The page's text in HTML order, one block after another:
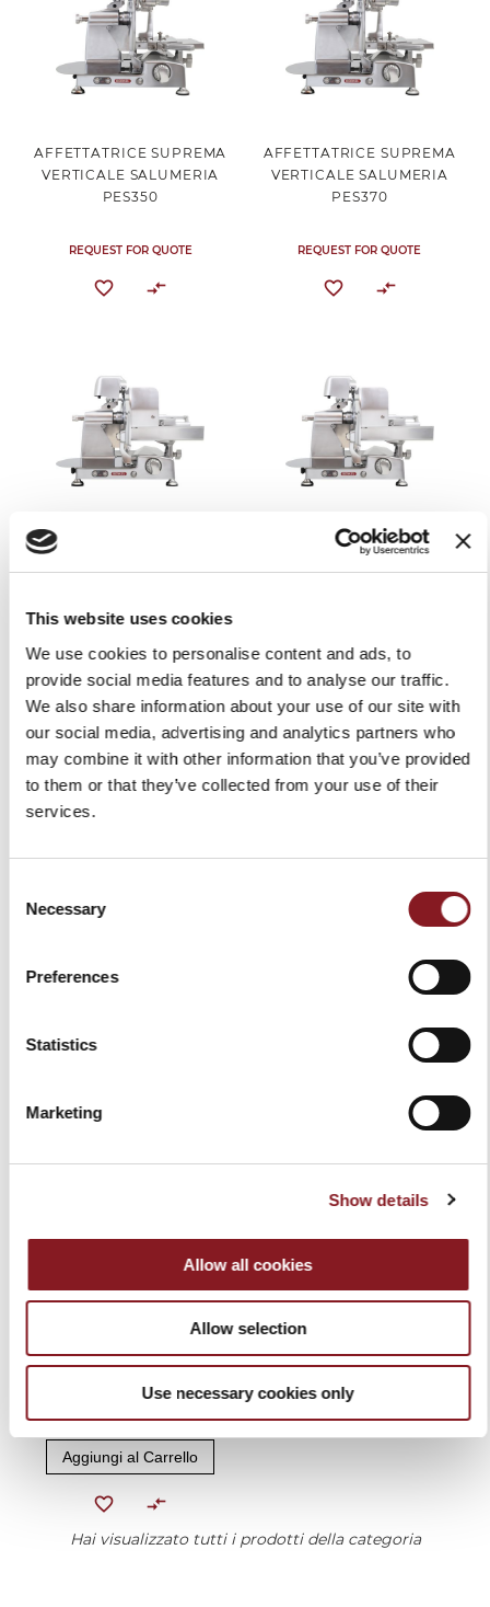
This website uses cookies
We use cookies to personalise content and ads, to
provide social media features and to analyse our traffic.
We also share information about your use of our site with
our social media, advertising and analytics partners who
may combine it with other information that you’ve provided
to them or that they’ve collected from your use of their
services.
Selection
Necessary
Preferences
Statistics
Marketing
Show details
Allow all cookies
Allow selection
Use necessary cookies only
AFFETTATRICE SUPREMA
VERTICALE SALUMERIA
PES350
REQUEST FOR QUOTE
AFFETTATRICE SUPREMA
VERTICALE SALUMERIA
PES370
REQUEST FOR QUOTE
AFFETTATRICE SUPREMA
VERTICALE MACELLERIA
REQUEST FOR QUOTE
AFFETTATRICE SUPREMA
VERTICALE MACELLERIA
REQUEST FOR QUOTE
DELICATESSEN PED315
DELICATESSEN PED350
ANNI GL30, SUPREMA,
DOMINA, ESSENTIA
139,00 €
Aggiungi al Carrello
Hai visualizzato tutti i prodotti della categoria